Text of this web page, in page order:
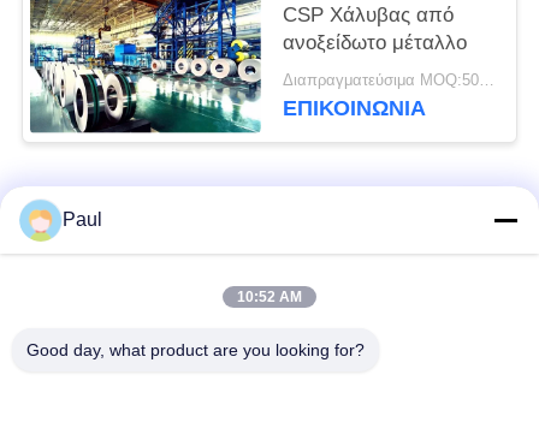
CSP Χάλυβας από
ανοξείδωτο μέταλλο
Διαπραγματεύσιμα MOQ:500 κλ
ΕΠΙΚΟΙΝΩΝΊΑ
Λαϊκή κατηγορία
Σκληραίνοντας
Paul
10:52 AM
Good day, what product are you looking for?